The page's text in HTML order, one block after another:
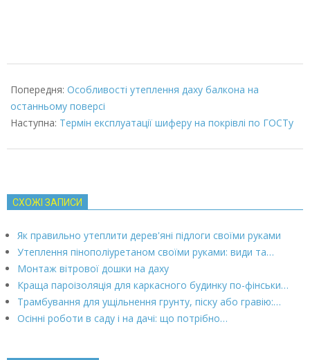
03-
07
Попередня: Особливості утеплення даху балкона на
останньому поверсі
Наступна: Термін експлуатації шиферу на покрівлі по ГОСТу
СХОЖІ ЗАПИСИ
Як правильно утеплити дерев'яні підлоги своїми руками
Утеплення пінополіуретаном своїми руками: види та…
Монтаж вітрової дошки на даху
Краща пароізоляція для каркасного будинку по-фінськи…
Трамбування для ущільнення грунту, піску або гравію:…
Осінні роботи в саду і на дачі: що потрібно…